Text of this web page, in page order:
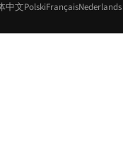
中文PolskiFrançaisNederlands